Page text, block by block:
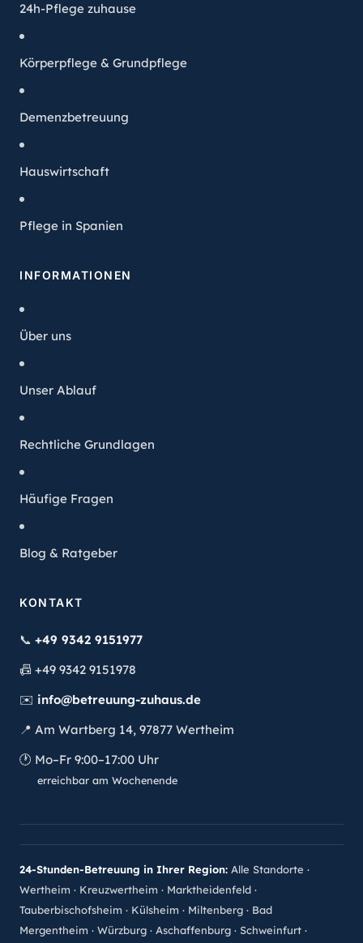
24h-Pflege zuhause
Körperpflege & Grundpflege
Demenzbetreuung
Hauswirtschaft
Pflege in Spanien
INFORMATIONEN
Über uns
Unser Ablauf
Rechtliche Grundlagen
Häufige Fragen
Blog & Ratgeber
KONTAKT
📞 +49 9342 9151977
📠 +49 9342 9151978
✉️ info@betreuung-zuhaus.de
📍 Am Wartberg 14, 97877 Wertheim
🕐 Mo–Fr 9:00–17:00 Uhr
erreichbar am Wochenende
24-Stunden-Betreuung in Ihrer Region: Alle Standorte ·
Wertheim · Kreuzwertheim · Marktheidenfeld ·
Tauberbischofsheim · Külsheim · Miltenberg · Bad
Mergentheim · Würzburg · Aschaffenburg · Schweinfurt ·